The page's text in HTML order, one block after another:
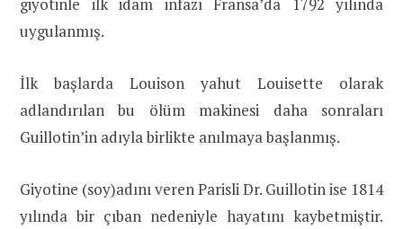
uygulanmış.
İlk başlarda Louison yahut Louisette olarak
adlandırılan bu ölüm makinesi daha sonraları
Guillotin’in adıyla birlikte anılmaya başlanmış.
Giyotine (soy)adını veren Parisli Dr. Guillotin ise 1814
yılında bir çıban nedeniyle hayatını kaybetmiştir.